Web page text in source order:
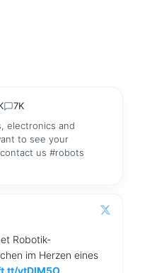
7K
electronics and
to see your
us #robots
Robotik-
im Herzen eines